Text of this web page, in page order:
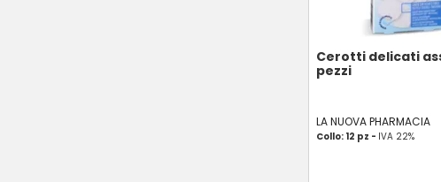
Cerotti delicati
pezzi
LA NUOVA PHARMACIA
Collo: 12 pz - IVA 22%